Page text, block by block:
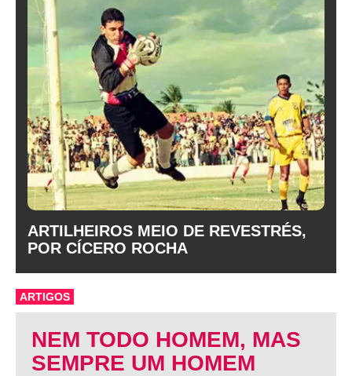
ARTILHEIROS MEIO DE REVESTRÉS,
POR CÍCERO ROCHA
ARTIGOS
NEM TODO HOMEM, MAS
SEMPRE UM HOMEM